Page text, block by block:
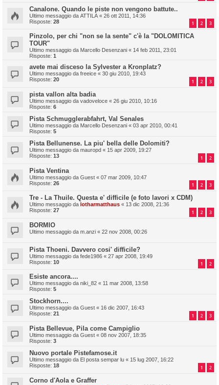
Canalone. Quando le piste non vengono battute..
Ultimo messaggio da ATTILA « 26 ott 2011, 14:36
Risposte: 28 1 2 3
Pinzolo, per chi "non se la sente" c'è la "DOLOMITICA
TOUR"
Ultimo messaggio da Marcello Desenzani « 14 feb 2011, 23:01
Risposte: 1
avete mai disceso la Sylvester a Kronplatz?
Ultimo messaggio da freeice « 30 giu 2010, 19:43
Risposte: 20 1 2 3
pista vallon alta badia
Ultimo messaggio da vadoveloce « 26 giu 2010, 10:16
Risposte: 6
Pista Schmugglerabfahrt, Val Senales
Ultimo messaggio da Marcello Desenzani « 03 apr 2010, 00:41
Risposte: 5
Pista Bellunense. La piu' bella delle Dolomiti?
Ultimo messaggio da mauropd « 15 apr 2009, 19:27
Risposte: 13 1 2
Pista Ventina
Ultimo messaggio da Guest « 07 mar 2009, 10:47
Risposte: 26 1 2 3
Tre - La Thuile. Questa e' difficile (e foto lavori x CDM)
Ultimo messaggio da lotharmatthaus « 13 dic 2008, 21:36
Risposte: 27 1 2 3
BORMIO
Ultimo messaggio da m.anzi « 22 nov 2008, 00:26
Pista Thoeni. Davvero cosi' difficile?
Ultimo messaggio da fede1986 « 27 apr 2008, 19:49
Risposte: 10 1 2
Esiste ancora....
Ultimo messaggio da niki_82 « 11 mar 2008, 13:58
Risposte: 5
Stockhorn....
Ultimo messaggio da Guest « 16 dic 2007, 16:43
Risposte: 21 1 2 3
Pista Bellevue, Pila come Campiglio
Ultimo messaggio da Guest « 08 nov 2007, 18:35
Risposte: 3
Nuovo portale Pistefamose.it
Ultimo messaggio da El posta sempar lu « 15 lug 2007, 16:22
Risposte: 18 1 2
Corno d'Aola e Graffer